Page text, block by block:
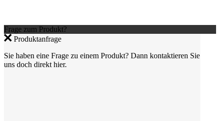
Frage zum Produkt?
Produktanfrage
Sie haben eine Frage zu einem Produkt? Dann kontaktieren Sie
uns doch direkt hier.